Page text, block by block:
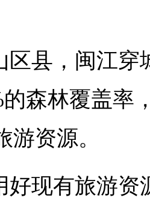
区县，闽江穿
的森林覆盖率
游资源。
好现有旅游资